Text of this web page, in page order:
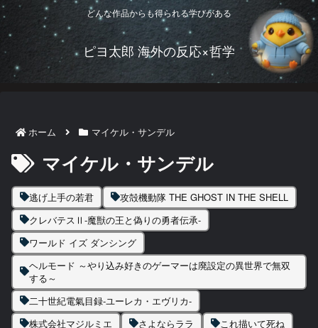
どんな作品からも得られる学びがある
ピヨ太郎 海外の反応×哲学
ホーム マイケル・サンデル
マイケル・サンデル
逃げ上手の若君
攻殻機動隊 THE GHOST IN THE SHELL
クレバテスⅡ-魔獣の王と偽りの勇者伝承-
ワールド イズ ダンシング
ヘルモード ～やり込み好きのゲーマーは廃設定の異世界で無双
する～
二十世紀電氣目録-ユーレカ・エヴリカ-
株式会社マジルミエ
さよならララ
これ描いて死ね